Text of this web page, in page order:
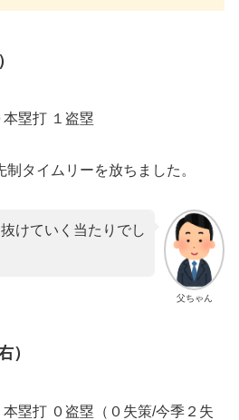
塁打 １盗塁
タイムリーを放ちました。
父ちゃん
けていく当たりでし
）
塁打 ０盗塁（０失策/今季２失